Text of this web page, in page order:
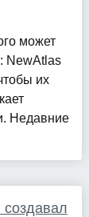
может
NewAtlas
их
Недавние
создавал